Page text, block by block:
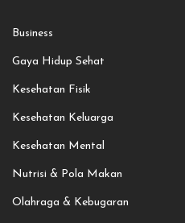
Business
Gaya Hidup Sehat
Kesehatan Fisik
Kesehatan Keluarga
Kesehatan Mental
Nutrisi & Pola Makan
Olahraga & Kebugaran